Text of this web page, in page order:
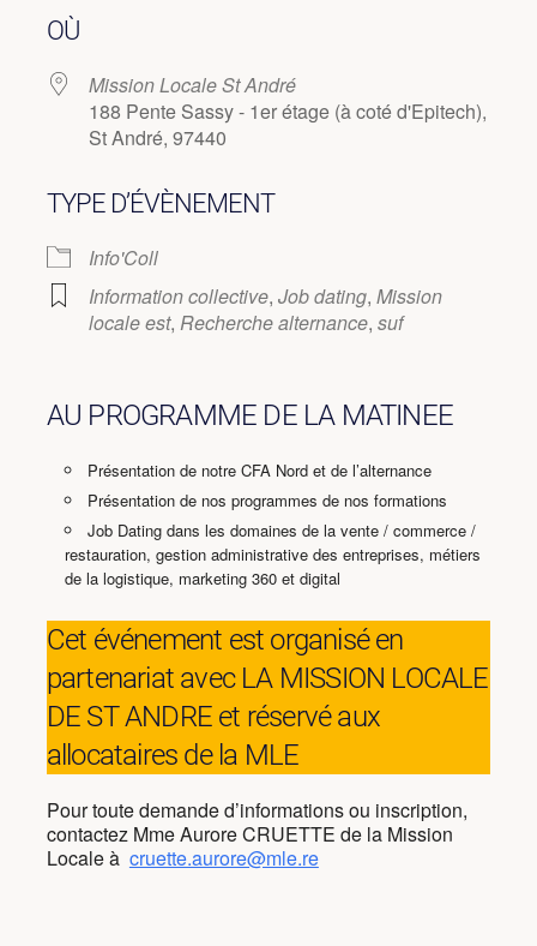
OÙ
Mission Locale St André
188 Pente Sassy - 1er étage (à coté d'Epitech),
St André, 97440
TYPE D’ÉVÈNEMENT
Info'Coll
Information collective, Job dating, Mission
locale est, Recherche alternance, suf
AU PROGRAMME DE LA MATINEE
Présentation de notre CFA Nord et de l’alternance
Présentation de nos programmes de nos formations
Job Dating dans les domaines de la vente / commerce /
restauration, gestion administrative des entreprises, métiers
de la logistique, marketing 360 et digital
Cet événement est organisé en
partenariat avec LA MISSION LOCALE
DE ST ANDRE et réservé aux
allocataires de la MLE
Pour toute demande d’informations ou inscription,
contactez Mme Aurore CRUETTE de la Mission
Locale à cruette.aurore@mle.re